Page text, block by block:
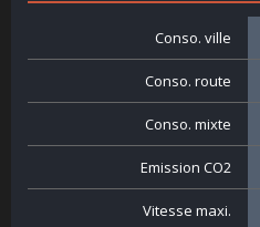
Conso. ville
Conso. route
Conso. mixte
Emission CO2
Vitesse maxi.